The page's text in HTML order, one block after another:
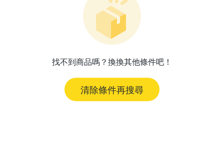
找不到商品嗎？換換其他條件吧！
清除條件再搜尋